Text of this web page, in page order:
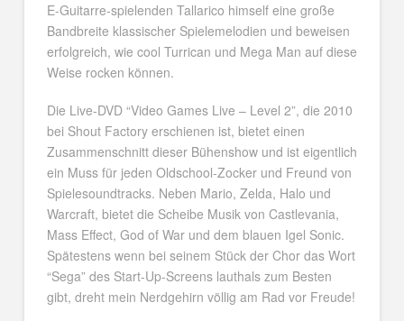
E-Guitarre-spielenden Tallarico himself eine große
Bandbreite klassischer Spielemelodien und beweisen
erfolgreich, wie cool Turrican und Mega Man auf diese
Weise rocken können.
Die Live-DVD “Video Games Live – Level 2”, die 2010
bei Shout Factory erschienen ist, bietet einen
Zusammenschnitt dieser Bühenshow und ist eigentlich
ein Muss für jeden Oldschool-Zocker und Freund von
Spielesoundtracks. Neben Mario, Zelda, Halo und
Warcraft, bietet die Scheibe Musik von Castlevania,
Mass Effect, God of War und dem blauen Igel Sonic.
Spätestens wenn bei seinem Stück der Chor das Wort
“Sega” des Start-Up-Screens lauthals zum Besten
gibt, dreht mein Nerdgehirn völlig am Rad vor Freude!